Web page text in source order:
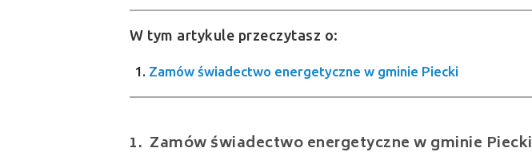
W tym artykule przeczytasz o:
Zamów świadectwo energetyczne w gminie Piecki
Zamów świadectwo energetyczne w gminie Piecki